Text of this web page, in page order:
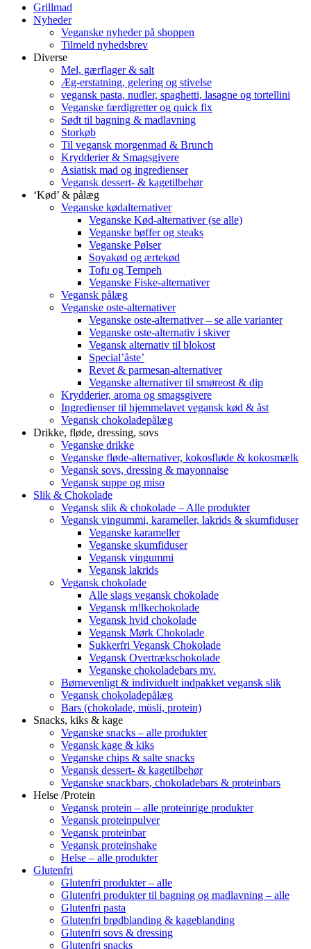
Grillmad
Nyheder
Veganske nyheder på shoppen
Tilmeld nyhedsbrev
Diverse
Mel, gærflager & salt
Æg-erstatning, gelering og stivelse
vegansk pasta, nudler, spaghetti, lasagne og tortellini
Veganske færdigretter og quick fix
Sødt til bagning & madlavning
Storkøb
Til vegansk morgenmad & Brunch
Krydderier & Smagsgivere
Asiatisk mad og ingredienser
Vegansk dessert- & kagetilbehør
‘Kød’ & pålæg
Veganske kødalternativer
Veganske Kød-alternativer (se alle)
Veganske bøffer og steaks
Veganske Pølser
Soyakød og ærtekød
Tofu og Tempeh
Veganske Fiske-alternativer
Vegansk pålæg
Veganske oste-alternativer
Veganske oste-alternativer – se alle varianter
Veganske oste-alternativ i skiver
Vegansk alternativ til blokost
Special’åste’
Revet & parmesan-alternativer
Veganske alternativer til smøreost & dip
Krydderier, aroma og smagsgivere
Ingredienser til hjemmelavet vegansk kød & åst
Vegansk chokoladepålæg
Drikke, fløde, dressing, sovs
Veganske drikke
Veganske fløde-alternativer, kokosfløde & kokosmælk
Vegansk sovs, dressing & mayonnaise
Vegansk suppe og miso
Slik & Chokolade
Vegansk slik & chokolade – Alle produkter
Vegansk vingummi, karameller, lakrids & skumfiduser
Veganske karameller
Veganske skumfiduser
Vegansk vingummi
Vegansk lakrids
Vegansk chokolade
Alle slags vegansk chokolade
Vegansk m!lkechokolade
Vegansk hvid chokolade
Vegansk Mørk Chokolade
Sukkerfri Vegansk Chokolade
Vegansk Overtrækschokolade
Veganske chokoladebars mv.
Børnevenligt & individuelt indpakket vegansk slik
Vegansk chokoladepålæg
Bars (chokolade, müsli, protein)
Snacks, kiks & kage
Veganske snacks – alle produkter
Vegansk kage & kiks
Veganske chips & salte snacks
Vegansk dessert- & kagetilbehør
Veganske snackbars, chokoladebars & proteinbars
Helse /Protein
Vegansk protein – alle proteinrige produkter
Vegansk proteinpulver
Vegansk proteinbar
Vegansk proteinshake
Helse – alle produkter
Glutenfri
Glutenfri produkter – alle
Glutenfri produkter til bagning og madlavning – alle
Glutenfri pasta
Glutenfri brødblanding & kageblanding
Glutenfri sovs & dressing
Glutenfri snacks